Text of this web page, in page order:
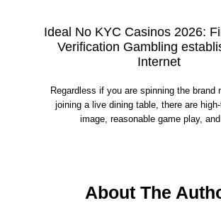
Ideal No KYC Casinos 2026:
Verification Gambling
Internet
Regardless if you are spinning the brand
joining a live dining table, there are
image, reasonable game play,
About The